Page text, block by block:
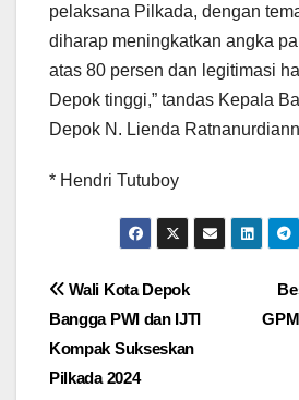
pelaksana Pilkada, dengan
diharap meningkatkan angka
atas 80 persen dan legitimasi
Depok tinggi,” tandas Kepala
Depok N. Lienda
* Hendri Tutuboy
Navigasi
pos
Wali Kota Depok
Bangga PWI dan IJTI
Kompak Sukseskan
Pilkada 2024